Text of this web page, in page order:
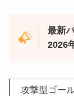
最新
2026
攻撃型ゴー